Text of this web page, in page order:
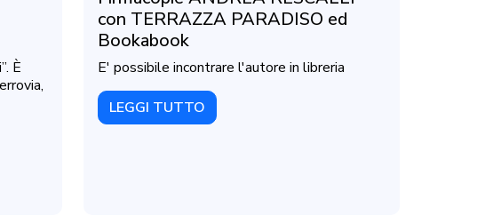
È
con TERRAZZA PARADISO ed
Bookabook
E' possibile incontrare l'autore in libreria
LEGGI TUTTO